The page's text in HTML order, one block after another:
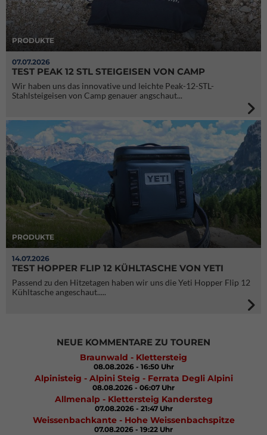
PRODUKTE
07.07.2026
TEST PEAK 12 STL STEIGEISEN VON CAMP
Wir haben uns das innovative und leichte Peak-12-STL-
Stahlsteigeisen von Camp genauer angschaut...
PRODUKTE
14.07.2026
TEST HOPPER FLIP 12 KÜHLTASCHE VON YETI
Passend zu den Hitzetagen haben wir uns die Yeti Hopper Flip 12
Kühltasche angeschaut.....
NEUE KOMMENTARE ZU TOUREN
Braunwald - Klettersteig
08.08.2026 - 16:50 Uhr
Alpinisteig - Alpini Steig - Ferrata Degli Alpini
08.08.2026 - 06:07 Uhr
Allmenalp - Klettersteig Kandersteg
07.08.2026 - 21:47 Uhr
Weissenbachkante - Hohe Weissenbachspitze
07.08.2026 - 19:22 Uhr